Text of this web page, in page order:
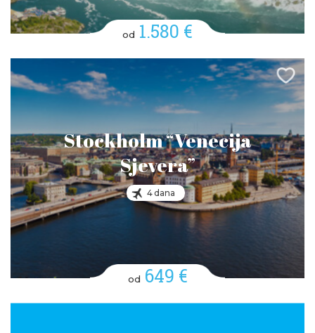
od 1.580 €
Stockholm “Venecija
Sjevera”
4 dana
od 649 €